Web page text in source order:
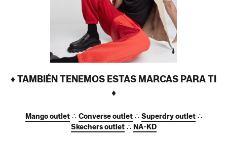
♦ TAMBIÉN TENEMOS ESTAS MARCAS PARA TI
♦
Mango outlet∴ Converse outlet∴ Superdry outlet∴
Skechers outlet∴ NA-KD